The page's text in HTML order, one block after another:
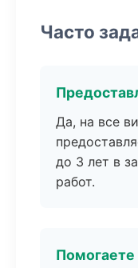
Часто
Да, на все
до 3 лет в
работ.